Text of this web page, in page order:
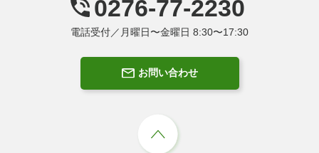
0276-77-2230
電話受付／月曜日〜金曜日 8:30〜17:30
お問い合わせ